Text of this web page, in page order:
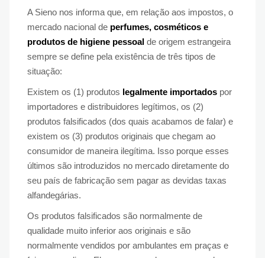
A Sieno nos informa que, em relação aos impostos, o
mercado nacional de perfumes, cosméticos e
produtos de higiene pessoal de origem estrangeira
sempre se define pela existência de três tipos de
situação:
Existem os (1) produtos legalmente importados por
importadores e distribuidores legítimos, os (2)
produtos falsificados (dos quais acabamos de falar) e
existem os (3) produtos originais que chegam ao
consumidor de maneira ilegítima. Isso porque esses
últimos são introduzidos no mercado diretamente do
seu país de fabricação sem pagar as devidas taxas
alfandegárias.
Os produtos falsificados são normalmente de
qualidade muito inferior aos originais e são
normalmente vendidos por ambulantes em praças e